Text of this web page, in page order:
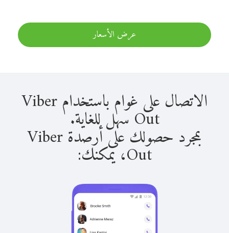
عرض الأسعار
الاتصال على غوام باستخدام Viber
Out سهل للغاية.
بمجرد حصولك على أرصدة Viber
Out، يمكنك: